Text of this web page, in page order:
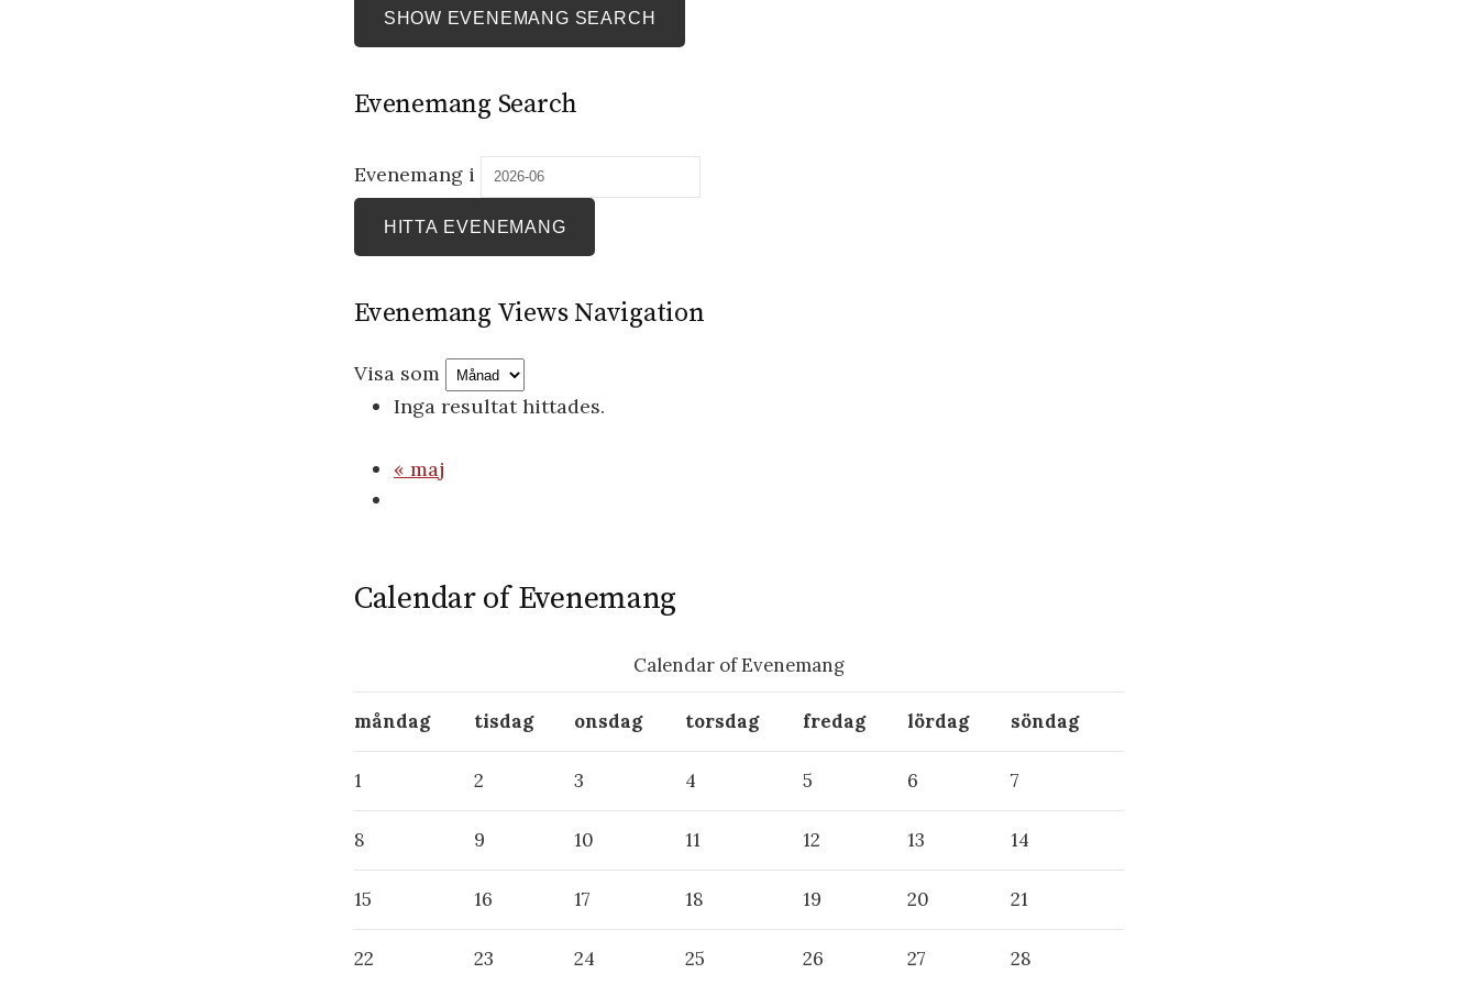
SHOW EVENEMANG SEARCH
Evenemang Search
Evenemang i
Evenemang Views Navigation
Visa som
Inga resultat hittades.
« maj
Calendar of Evenemang
Calendar of Evenemang
måndag tisdag onsdag torsdag fredag lördag söndag
1 2 3 4 5 6 7
8 9 10 11 12 13 14
15 16 17 18 19 20 21
22 23 24 25 26 27 28